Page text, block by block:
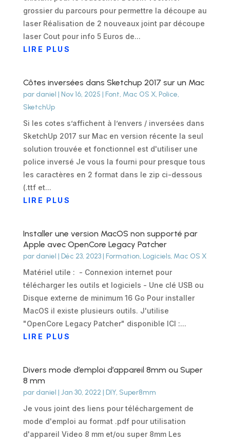
grossier du parcours pour permettre la découpe au
laser Réalisation de 2 nouveaux joint par découpe
laser Cout pour info 5 Euros de...
LIRE PLUS
Côtes inversées dans Sketchup 2017 sur un Mac
par daniel | Nov 16, 2025 | Font, Mac OS X, Police,
SketchUp
Si les cotes s’affichent à l’envers / inversées dans
SketchUp 2017 sur Mac en version récente la seul
solution trouvée et fonctionnel est d'utiliser une
police inversé Je vous la fourni pour presque tous
les caractères en 2 format dans le zip ci-dessous
(.ttf et...
LIRE PLUS
Installer une version MacOS non supporté par
Apple avec OpenCore Legacy Patcher
par daniel | Déc 23, 2023| Formation, Logiciels, Mac OS X
Matériel utile : - Connexion internet pour
télécharger les outils et logiciels - Une clé USB ou
Disque externe de minimum 16 Go Pour installer
MacOS il existe plusieurs outils. J'utilise
"OpenCore Legacy Patcher" disponible ICI :...
LIRE PLUS
Divers mode d’emploi d’appareil 8mm ou Super
8 mm
par daniel | Jan 30, 2022 | DIY, Super8mm
Je vous joint des liens pour téléchargement de
mode d'emploi au format .pdf pour utilisation
d'appareil Video 8 mm et/ou super 8mm Les